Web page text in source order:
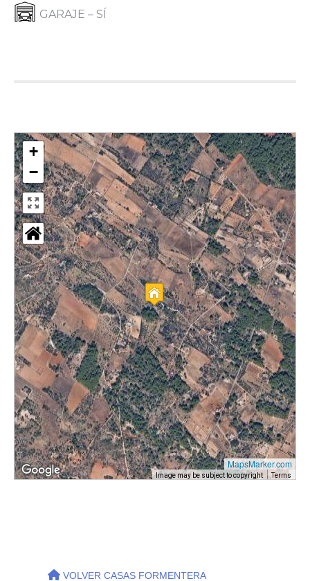
GARAJE – SÍ
+
−
MapsMarker.com
Image may be subject to copyright Terms
VOLVER CASAS FORMENTERA